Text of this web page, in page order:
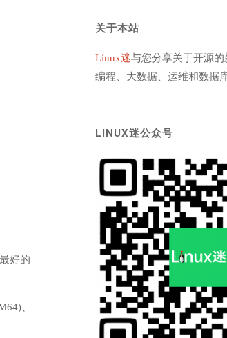
好的
、
关于本站
Linux迷与您分享关于开源的
编程、大数据、运维和数据
LINUX迷公众号